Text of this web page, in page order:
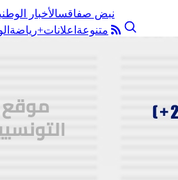
نبض صفاقسالأخبار
متنوعة اعلانات+رياضة